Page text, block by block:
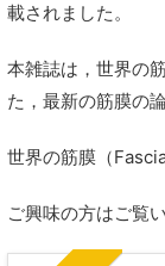
載されました。
本雑誌は，世界の
た，最新の筋膜の
世界の筋膜（
ご興味の方はご覧